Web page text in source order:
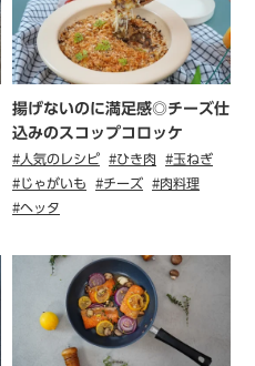
揚げないのに満足感◎チーズ仕
込みのスコップコロッケ
#人気のレシピ #ひき肉
#玉ねぎ
#じゃがいも
#チーズ
#肉料理
#ヘッタ